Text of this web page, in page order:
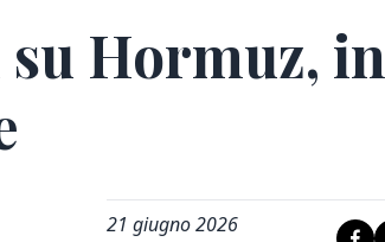
Hormuz, in
21 giugno 2026